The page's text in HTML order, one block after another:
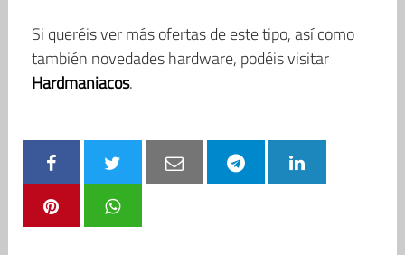
Si queréis ver más ofertas de este tipo, así como
también novedades hardware, podéis visitar
Hardmaniacos.